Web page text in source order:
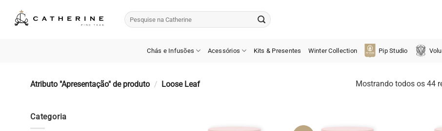
Pesquisar
por:
Chás e Infusões Acessórios Kits & Presentes Winter Collection Pip Studio
Atributo "Apresentação" de produto / Loose Leaf Mostrando todos os 44
Categoria